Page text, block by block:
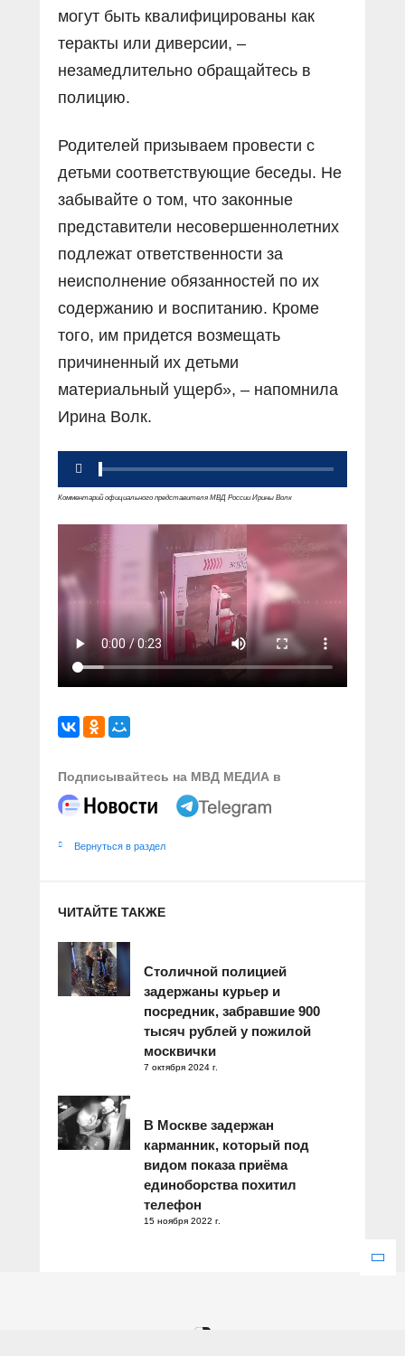
могут быть квалифицированы как
теракты или диверсии, –
незамедлительно обращайтесь в
полицию.
Родителей призываем провести с
детьми соответствующие беседы. Не
забывайте о том, что законные
представители несовершеннолетних
подлежат ответственности за
неисполнение обязанностей по их
содержанию и воспитанию. Кроме
того, им придется возмещать
причиненный их детьми
материальный ущерб», – напомнила
Ирина Волк.
Комментарий официального представителя МВД России Ирины Волк
Подписывайтесь на МВД МЕДИА в
Вернуться в раздел
ЧИТАЙТЕ ТАКЖЕ
Столичной полицией
задержаны курьер и
посредник, забравшие 900
тысяч рублей у пожилой
москвички
7 октября 2024 г.
В Москве задержан
карманник, который под
видом показа приёма
единоборства похитил
телефон
15 ноября 2022 г.